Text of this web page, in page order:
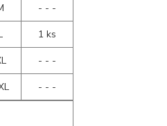
- - -
1 ks
- - -
- - -